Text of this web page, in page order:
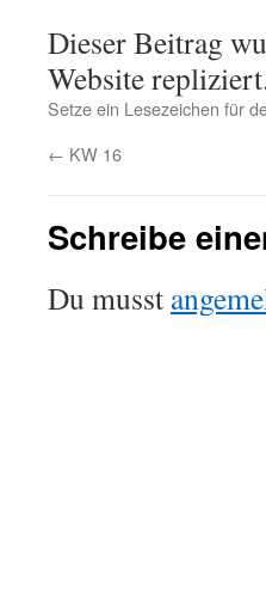
Dieser Beitrag
Website
Setze ein Lesezeichen für
← KW 16
Schreibe
Du musst